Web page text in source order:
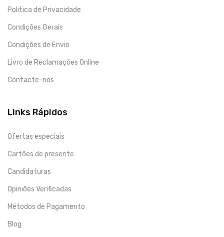
Politica de Privacidade
Condições Gerais
Condições de Envio
Livro de Reclamações Online
Contacte-nos
Links Rápidos
Ofertas especiais
Cartões de presente
Candidaturas
Opiniões Verificadas
Métodos de Pagamento
Blog